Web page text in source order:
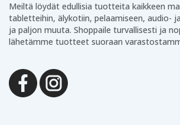
Meiltä löydät edullisia tuotteita kaikkeen
tabletteihin, älykotiin, pelaamiseen, audio-
ja paljon muuta. Shoppaile turvallisesti ja
lähetämme tuotteet suoraan